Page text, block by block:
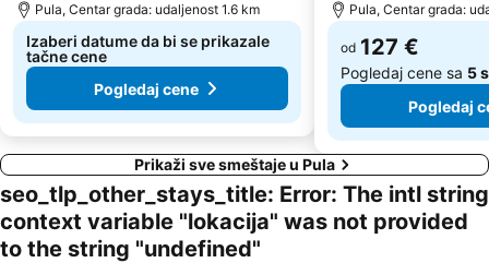
Pula, Centar grada: udaljenost 1.6 km
Izaberi datume da bi se prikazale
tačne cene
Pogledaj cene
Pula, Centar grada:
od 127 €
Pogledaj cene sa 5
Pogledaj
Prikaži sve smeštaje u Pula
seo_tlp_other_stays_title: Error: The intl string
context variable "lokacija" was not provided
to the string "undefined"